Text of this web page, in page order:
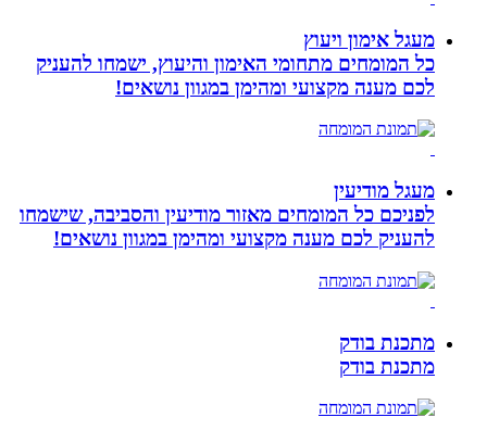
מעגל אימון ויעוץ
כל המומחים מתחומי האימון והיעוץ, ישמחו להעניק
לכם מענה מקצועי ומהימן במגוון נושאים!
מעגל מודיעין
לפניכם כל המומחים מאזור מודיעין והסביבה, שישמחו
להעניק לכם מענה מקצועי ומהימן במגוון נושאים!
מתכנת בודק
מתכנת בודק